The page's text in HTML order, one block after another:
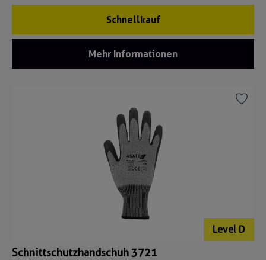
Schnellkauf
Mehr Informationen
Level D
Schnittschutzhandschuh 3721